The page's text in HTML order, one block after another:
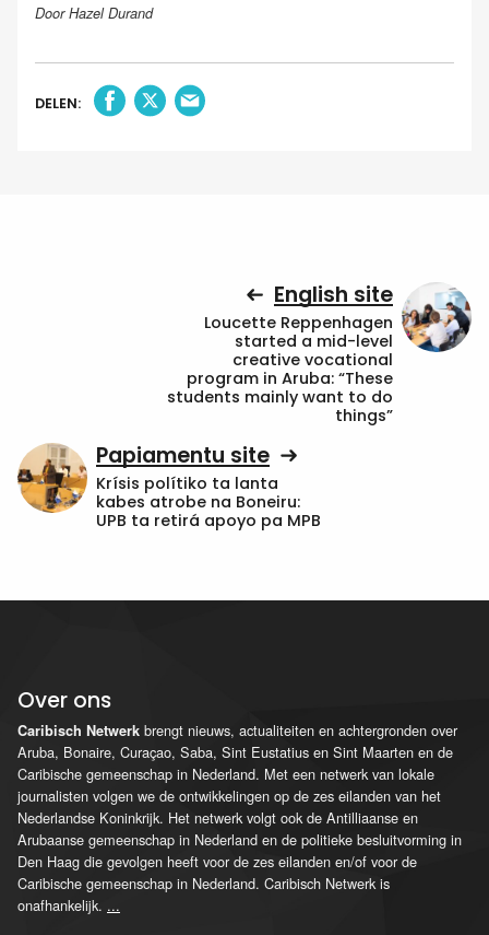
Door Hazel Durand
DELEN:
English site
Loucette Reppenhagen
started a mid-level
creative vocational
program in Aruba: “These
students mainly want to do
things”
Papiamentu site
Krísis polítiko ta lanta
kabes atrobe na Boneiru:
UPB ta retirá apoyo pa MPB
Over ons
Caribisch Netwerk brengt nieuws, actualiteiten en achtergronden over
Aruba, Bonaire, Curaçao, Saba, Sint Eustatius en Sint Maarten en de
Caribische gemeenschap in Nederland. Met een netwerk van lokale
journalisten volgen we de ontwikkelingen op de zes eilanden van het
Nederlandse Koninkrijk. Het netwerk volgt ook de Antilliaanse en
Arubaanse gemeenschap in Nederland en de politieke besluitvorming in
Den Haag die gevolgen heeft voor de zes eilanden en/of voor de
Caribische gemeenschap in Nederland. Caribisch Netwerk is
onafhankelijk. ...